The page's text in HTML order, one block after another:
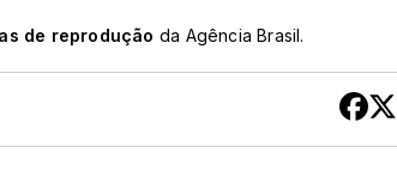
de reprodução da Agência Brasil.